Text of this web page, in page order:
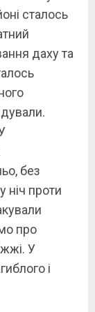
сталось
даху та
без
ніч проти
про
У
і